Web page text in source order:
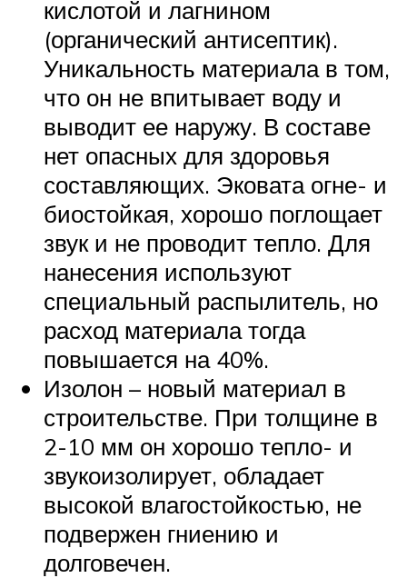
кислотой и лагнином
(органический антисептик).
Уникальность материала в том,
что он не впитывает воду и
выводит ее наружу. В составе
нет опасных для здоровья
составляющих. Эковата огне- и
биостойкая, хорошо поглощает
звук и не проводит тепло. Для
нанесения используют
специальный распылитель, но
расход материала тогда
повышается на 40%.
Изолон – новый материал в
строительстве. При толщине в
2-10 мм он хорошо тепло- и
звукоизолирует, обладает
высокой влагостойкостью, не
подвержен гниению и
долговечен.